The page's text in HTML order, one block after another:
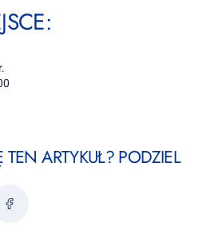
ARTYKUŁ? PODZIEL
Facebook